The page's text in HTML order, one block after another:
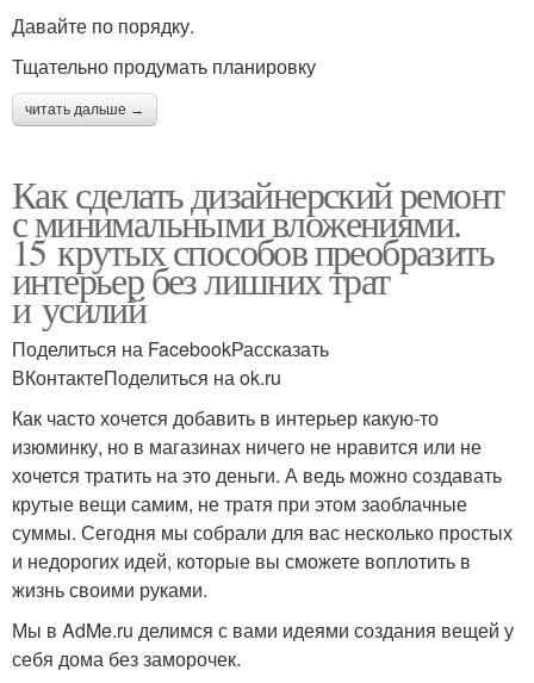
Давайте по порядку.
Тщательно продумать планировку
читать дальше →
Как сделать дизайнерский ремонт
с минимальными вложениями.
15 крутых способов преобразить
интерьер без лишних трат
и усилий
Поделиться на FacebookРассказать
ВКонтактеПоделиться на ok.ru
Как часто хочется добавить в интерьер какую-то
изюминку, но в магазинах ничего не нравится или не
хочется тратить на это деньги. А ведь можно создавать
крутые вещи самим, не тратя при этом заоблачные
суммы. Сегодня мы собрали для вас несколько простых
и недорогих идей, которые вы сможете воплотить в
жизнь своими руками.
Мы в AdMe.ru делимся с вами идеями создания вещей у
себя дома без заморочек.